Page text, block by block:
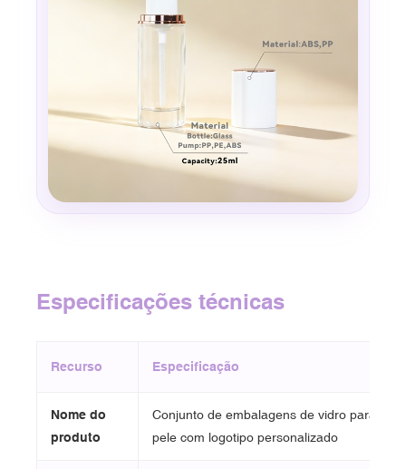
Especificações técnicas
Recurso Especificação
Nome do
produto
Conjunto de embalagens de vidro para
pele com logotipo personalizado